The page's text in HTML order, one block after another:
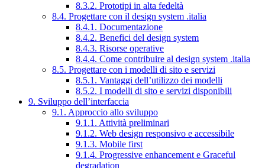
8.3.2. Prototipi in alta fedeltà
8.4. Progettare con il design system .italia
8.4.1. Documentazione
8.4.2. Benefici del design system
8.4.3. Risorse operative
8.4.4. Come contribuire al design system .italia
8.5. Progettare con i modelli di sito e servizi
8.5.1. Vantaggi dell’utilizzo dei modelli
8.5.2. I modelli di sito e servizi disponibili
9. Sviluppo dell’interfaccia
9.1. Approccio allo sviluppo
9.1.1. Attività preliminari
9.1.2. Web design responsivo e accessibile
9.1.3. Mobile first
9.1.4. Progressive enhancement e Graceful
degradation